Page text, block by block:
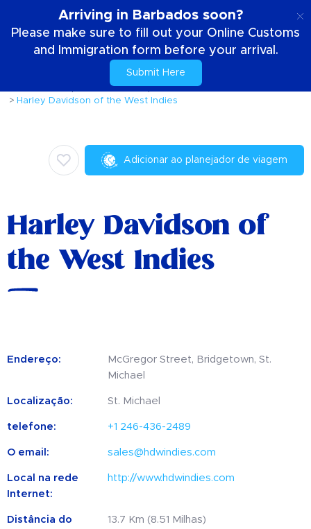
Arriving in Barbados soon?
Please make sure to fill out your Online Customs
and Immigration form before your arrival.
Submit Here
Coisas para fazer
Compras
Harley Davidson of the West Indies
Adicionar ao planejador de viagem
Harley Davidson of
the West Indies
Endereço:
McGregor Street, Bridgetown, St.
Michael
Localização: St. Michael
telefone: +1 246-436-2489
O email: sales@hdwindies.com
Local na rede
Internet:
http://www.hdwindies.com
Distância do
13.7 Km (8.51 Milhas)